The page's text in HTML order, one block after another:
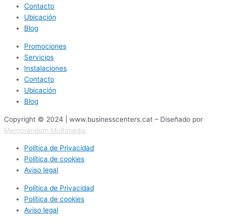
Contacto
Ubicación
Blog
Promociones
Servicios
Instalaciones
Contacto
Ubicación
Blog
Copyright © 2024 | www.businesscenters.cat – Diseñado por
Memorándum Multimedia
Política de Privacidad
Política de cookies
Aviso legal
Política de Privacidad
Política de cookies
Aviso legal